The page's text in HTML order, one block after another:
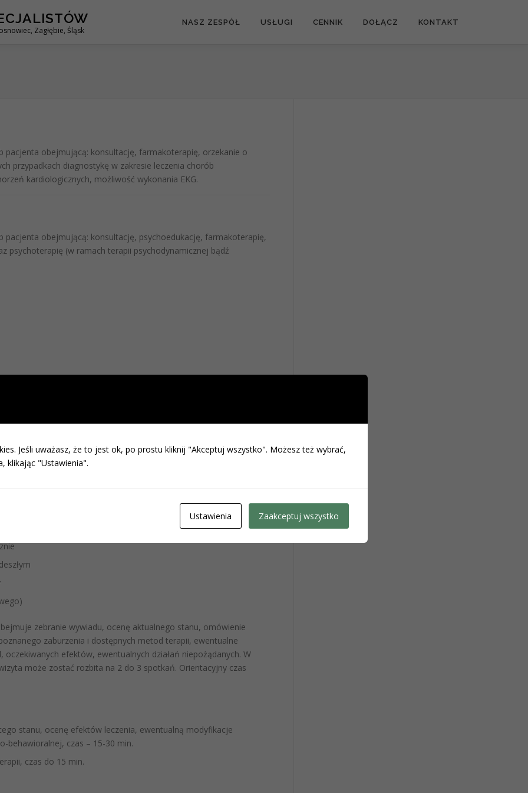
Zagłębie, Śląsk
NASZ ZESPÓŁ USŁUGI CENNIK DOŁĄCZ KONTAKT
obejmującą: konsultację, farmakoterapię, orzekanie o
przypadkach diagnostykę w zakresie leczenia chorób
kardiologicznych, możliwość wykonania EKG.
obejmującą: konsultację, psychoedukację, farmakoterapię,
psychoterapię (w ramach terapii psychodynamicznej bądź
zebranie wywiadu, ocenę aktualnego stanu, omówienie
zaburzenia i dostępnych metod terapii, ewentualne
efektów, ewentualnych działań niepożądanych. W
może zostać rozbita na 2 do 3 spotkań. Orientacyjny czas
stanu, ocenę efektów leczenia, ewentualną modyfikacje
behawioralnej, czas – 15-30 min.
czas do 15 min.
Jeśli uważasz, że to jest ok, po prostu kliknij "Akceptuj wszystko". Możesz też wybrać,
klikając "Ustawienia".
Ustawienia Zaakceptuj wszystko